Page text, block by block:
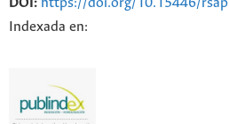
Indexada en: